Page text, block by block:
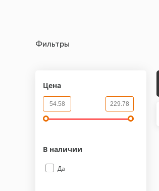
Фильтры
Цена
В наличии
Да